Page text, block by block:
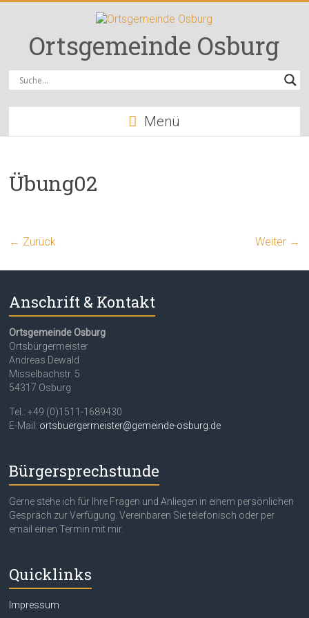
springenOrtsgemeinde Osburg
Menü
Übung02
← Zurück Weiter →
Anschrift & Kontakt
Ortsgemeinde Osburg
Ortsbürgermeister
Andreas Dewald
Misselbachstr. 5
54317 Osburg
Tel.: +49 (0)1511-1689430
E-Mail: ortsbuergermeister@gemeinde-osburg.de
Bürgersprechstunde
Gerne stehe ich für Ihre Fragen und Anliegen in einem persönlichen
Gespräch zur Verfügung. Vereinbaren Sie telefonisch oder per
email einen Termin mit mir.
Quicklinks
Impressum